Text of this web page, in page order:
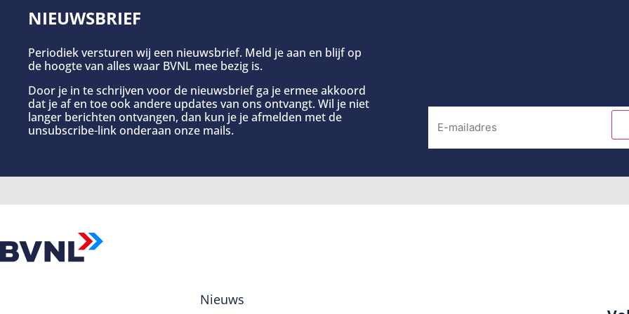
NIEUWSBRIEF
Periodiek versturen wij een nieuwsbrief. Meld je aan en blijf op
de hoogte van alles waar BVNL mee bezig is.
Door je in te schrijven voor de nieuwsbrief ga je ermee akkoord
dat je af en toe ook andere updates van ons ontvangt. Wil je niet
langer berichten ontvangen, dan kun je je afmelden met de
unsubscribe-link onderaan onze mails.
Nieuws